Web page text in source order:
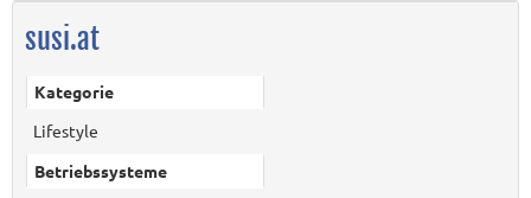
susi.at
Kategorie
Lifestyle
Betriebssysteme